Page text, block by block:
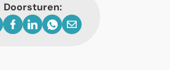
Doorsturen: